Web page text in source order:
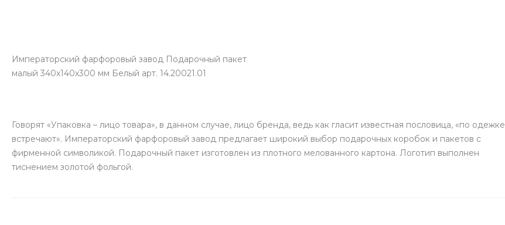
Императорский фарфоровый завод Подарочный пакет
малый 340х140х300 мм Белый арт. 14.20021.01
Говорят «Упаковка – лицо товара», в данном случае, лицо бренда, ведь как гласит известная пословица, «по одежке
встречают». Императорский фарфоровый завод предлагает широкий выбор подарочных коробок и пакетов с
фирменной символикой. Подарочный пакет изготовлен из плотного мелованного картона. Логотип выполнен
тиснением золотой фольгой.